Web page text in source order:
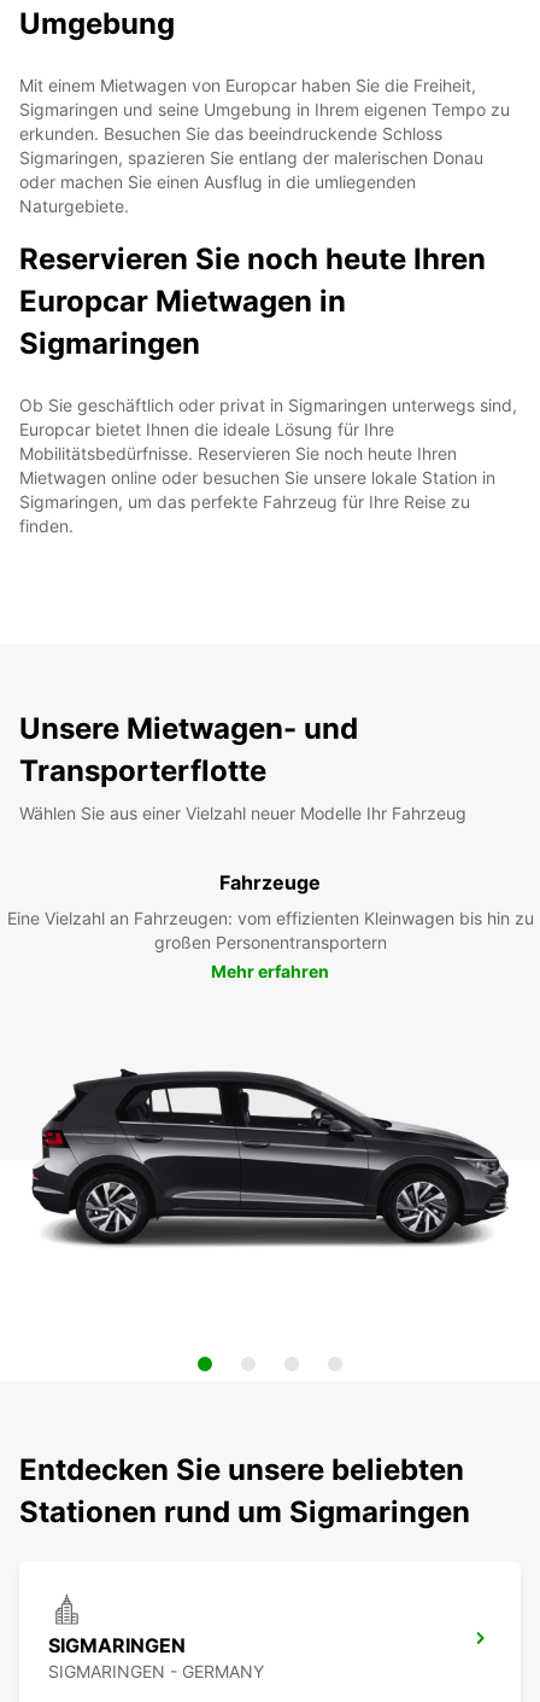
Umgebung
Mit einem Mietwagen von Europcar haben Sie die Freiheit,
Sigmaringen und seine Umgebung in Ihrem eigenen Tempo zu
erkunden. Besuchen Sie das beeindruckende Schloss
Sigmaringen, spazieren Sie entlang der malerischen Donau
oder machen Sie einen Ausflug in die umliegenden
Naturgebiete.
Reservieren Sie noch heute Ihren
Europcar Mietwagen in
Sigmaringen
Ob Sie geschäftlich oder privat in Sigmaringen unterwegs sind,
Europcar bietet Ihnen die ideale Lösung für Ihre
Mobilitätsbedürfnisse. Reservieren Sie noch heute Ihren
Mietwagen online oder besuchen Sie unsere lokale Station in
Sigmaringen, um das perfekte Fahrzeug für Ihre Reise zu
finden.
Unsere Mietwagen- und
Transporterflotte
Wählen Sie aus einer Vielzahl neuer Modelle Ihr Fahrzeug
Fahrzeuge
Eine Vielzahl an Fahrzeugen: vom effizienten Kleinwagen bis hin zu
großen Personentransportern
Mehr erfahren
Entdecken Sie unsere beliebten
Stationen rund um Sigmaringen
SIGMARINGEN
SIGMARINGEN - GERMANY